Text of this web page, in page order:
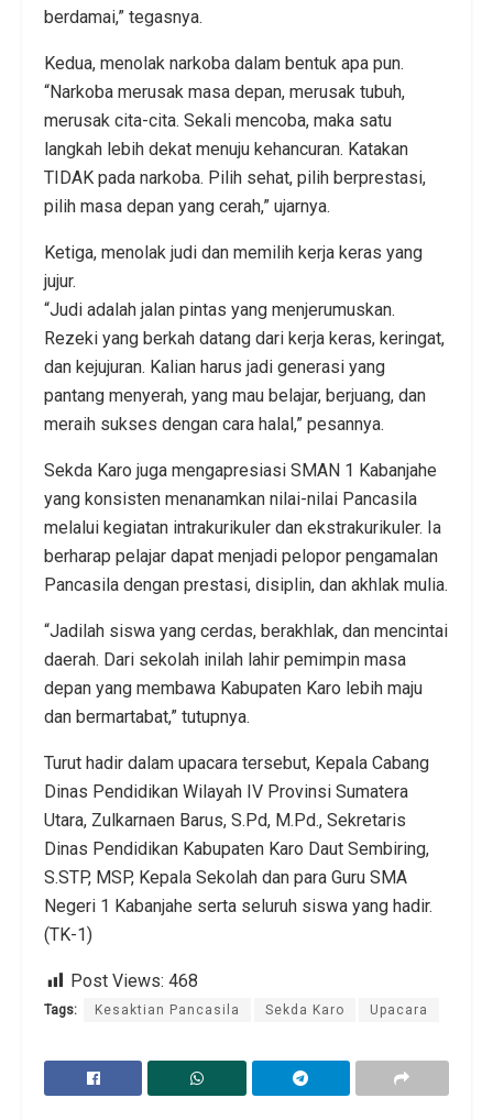
berdamai,” tegasnya.
Kedua, menolak narkoba dalam bentuk apa pun.
“Narkoba merusak masa depan, merusak tubuh,
merusak cita-cita. Sekali mencoba, maka satu
langkah lebih dekat menuju kehancuran. Katakan
TIDAK pada narkoba. Pilih sehat, pilih berprestasi,
pilih masa depan yang cerah,” ujarnya.
Ketiga, menolak judi dan memilih kerja keras yang
jujur.
“Judi adalah jalan pintas yang menjerumuskan.
Rezeki yang berkah datang dari kerja keras, keringat,
dan kejujuran. Kalian harus jadi generasi yang
pantang menyerah, yang mau belajar, berjuang, dan
meraih sukses dengan cara halal,” pesannya.
Sekda Karo juga mengapresiasi SMAN 1 Kabanjahe
yang konsisten menanamkan nilai-nilai Pancasila
melalui kegiatan intrakurikuler dan ekstrakurikuler. Ia
berharap pelajar dapat menjadi pelopor pengamalan
Pancasila dengan prestasi, disiplin, dan akhlak mulia.
“Jadilah siswa yang cerdas, berakhlak, dan mencintai
daerah. Dari sekolah inilah lahir pemimpin masa
depan yang membawa Kabupaten Karo lebih maju
dan bermartabat,” tutupnya.
Turut hadir dalam upacara tersebut, Kepala Cabang
Dinas Pendidikan Wilayah IV Provinsi Sumatera
Utara, Zulkarnaen Barus, S.Pd, M.Pd., Sekretaris
Dinas Pendidikan Kabupaten Karo Daut Sembiring,
S.STP, MSP, Kepala Sekolah dan para Guru SMA
Negeri 1 Kabanjahe serta seluruh siswa yang hadir.
(TK-1)
Post Views: 468
Tags: Kesaktian Pancasila Sekda Karo Upacara